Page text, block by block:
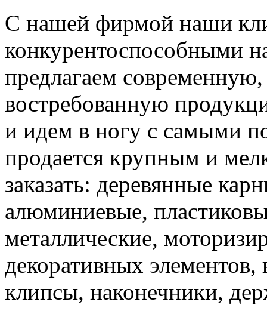
С нашей фирмой наши
конкурентоспособными
предлагаем
востребованную
и идем в ногу с самыми
продается крупным и
заказать: деревянные
алюминиевые,
металлические,
декоративных
клипсы, наконечники,